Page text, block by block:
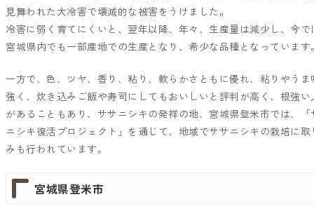
見舞われた大冷害で壊滅的な被害をうけました。
冷害に弱く育てにくいと、翌年以降、年々、生産量は減少し、今で
宮城県内でも一部産地での生産となり、希少な品種となっています
一方で、色、ツヤ、香り、粘り、軟らかさともに優れ、粘りやうま
強く、炊き込みご飯や寿司にしてもおいしいと評判が高く、根強い
があることもあり、ササニシキの発祥の地、宮城県登米市では、「
ニシキ復活プロジェクト」を通じて、地域でササニシキの栽培に取
みも行われています。
宮城県登米市